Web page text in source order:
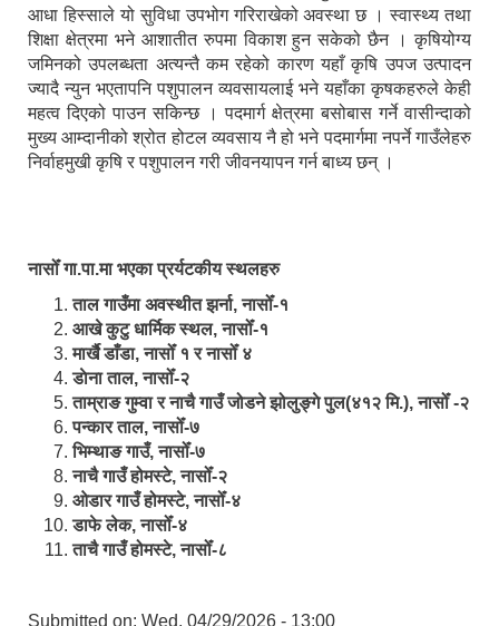
आधा हिस्साले यो सुविधा उपभोग गरिराखेको अवस्था छ । स्वास्थ्य तथा
शिक्षा क्षेत्रमा भने आशातीत रुपमा विकाश हुन सकेको छैन । कृषियोग्य
जमिनको उपलब्धता अत्यन्तै कम रहेको कारण यहाँ कृषि उपज उत्पादन
ज्यादै न्युन भएतापनि पशुपालन व्यवसायलाई भने यहाँका कृषकहरुले केही
महत्व दिएको पाउन सकिन्छ । पदमार्ग क्षेत्रमा बसोबास गर्ने वासीन्दाको
मुख्य आम्दानीको श्रोत होटल व्यवसाय नै हो भने पदमार्गमा नपर्ने गाउँलेहरु
निर्वाहमुखी कृषि र पशुपालन गरी जीवनयापन गर्न बाध्य छन् ।
नासोँ गा.पा.मा भएका प्रर्यटकीय स्थलहरु
ताल गाउँमा अवस्थीत झर्ना, नासोँ-१
आखे कुटु धार्मिक स्थल, नासोँ-१
मार्खै डाँडा, नासोँ १ र नासोँ ४
डाेना ताल, नासोँ-२
ताम्राङ गुम्वा र नाचै गाउँ जोडने झोलुङ्गे पुल(४१२ मि.), नासोँ -२
पन्कार ताल, नासोँ-७
भिम्थाङ गाउँ, नासोँ-७
नाचै गाउँ होमस्टे, नासोँ-२
ओ‍‍‌डार गाउँ होमस्टे, नासोँ-४
डाफे लेक, नासोँ-४
ताचै गाउँ होमस्टे, नासोँ-८
Submitted on: Wed, 04/29/2026 - 13:00